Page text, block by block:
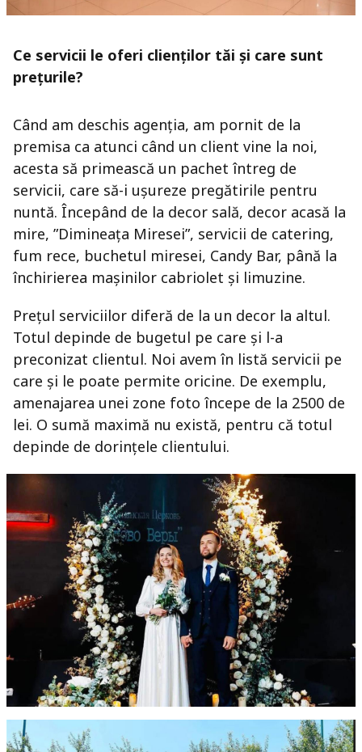
Ce servicii le oferi clienților tăi și care sunt
prețurile?
Când am deschis agenția, am pornit de la
premisa ca atunci când un client vine la noi,
acesta să primească un pachet întreg de
servicii, care să-i ușureze pregătirile pentru
nuntă. Începând de la decor sală, decor acasă la
mire, ”Dimineața Miresei”, servicii de catering,
fum rece, buchetul miresei, Candy Bar, până la
închirierea mașinilor cabriolet și limuzine.
Prețul serviciilor diferă de la un decor la altul.
Totul depinde de bugetul pe care și l-a
preconizat clientul. Noi avem în listă servicii pe
care și le poate permite oricine. De exemplu,
amenajarea unei zone foto începe de la 2500 de
lei. O sumă maximă nu există, pentru că totul
depinde de dorințele clientului.